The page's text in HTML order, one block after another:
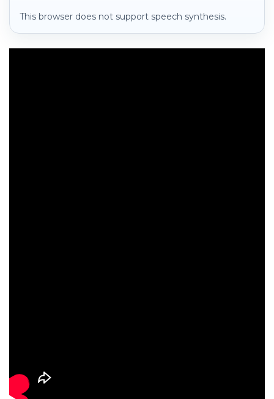
This browser does not support speech synthesis.